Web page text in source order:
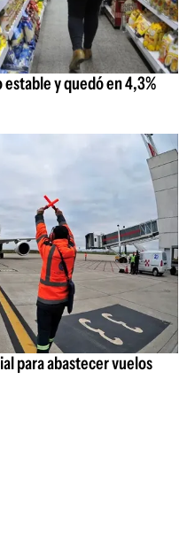
y quedó en 4,3%
para abastecer vuelos